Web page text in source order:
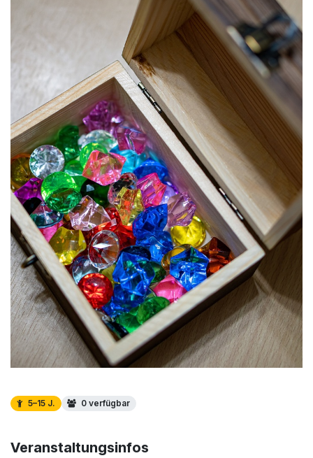
5–15 J. 0 verfügbar
Veranstaltungsinfos